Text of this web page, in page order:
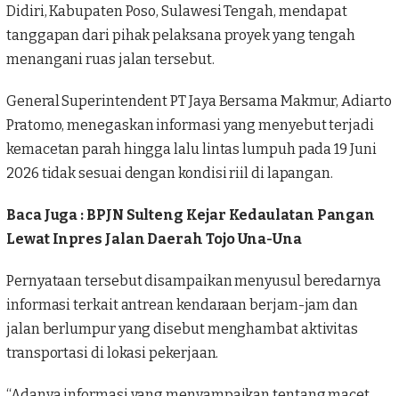
Didiri, Kabupaten Poso, Sulawesi Tengah, mendapat
tanggapan dari pihak pelaksana proyek yang tengah
menangani ruas jalan tersebut.
General SuperintendentPT Jaya Bersama Makmur, Adiarto
Pratomo, menegaskan informasi yang menyebut terjadi
kemacetan parah hingga lalu lintas lumpuh pada 19 Juni
2026 tidak sesuai dengan kondisi riil di lapangan.
Baca Juga : BPJN Sulteng Kejar Kedaulatan Pangan
Lewat Inpres Jalan Daerah Tojo Una-Una
Pernyataan tersebut disampaikan menyusul beredarnya
informasi terkait antrean kendaraan berjam-jam dan
jalan berlumpur yang disebut menghambat aktivitas
transportasi di lokasi pekerjaan.